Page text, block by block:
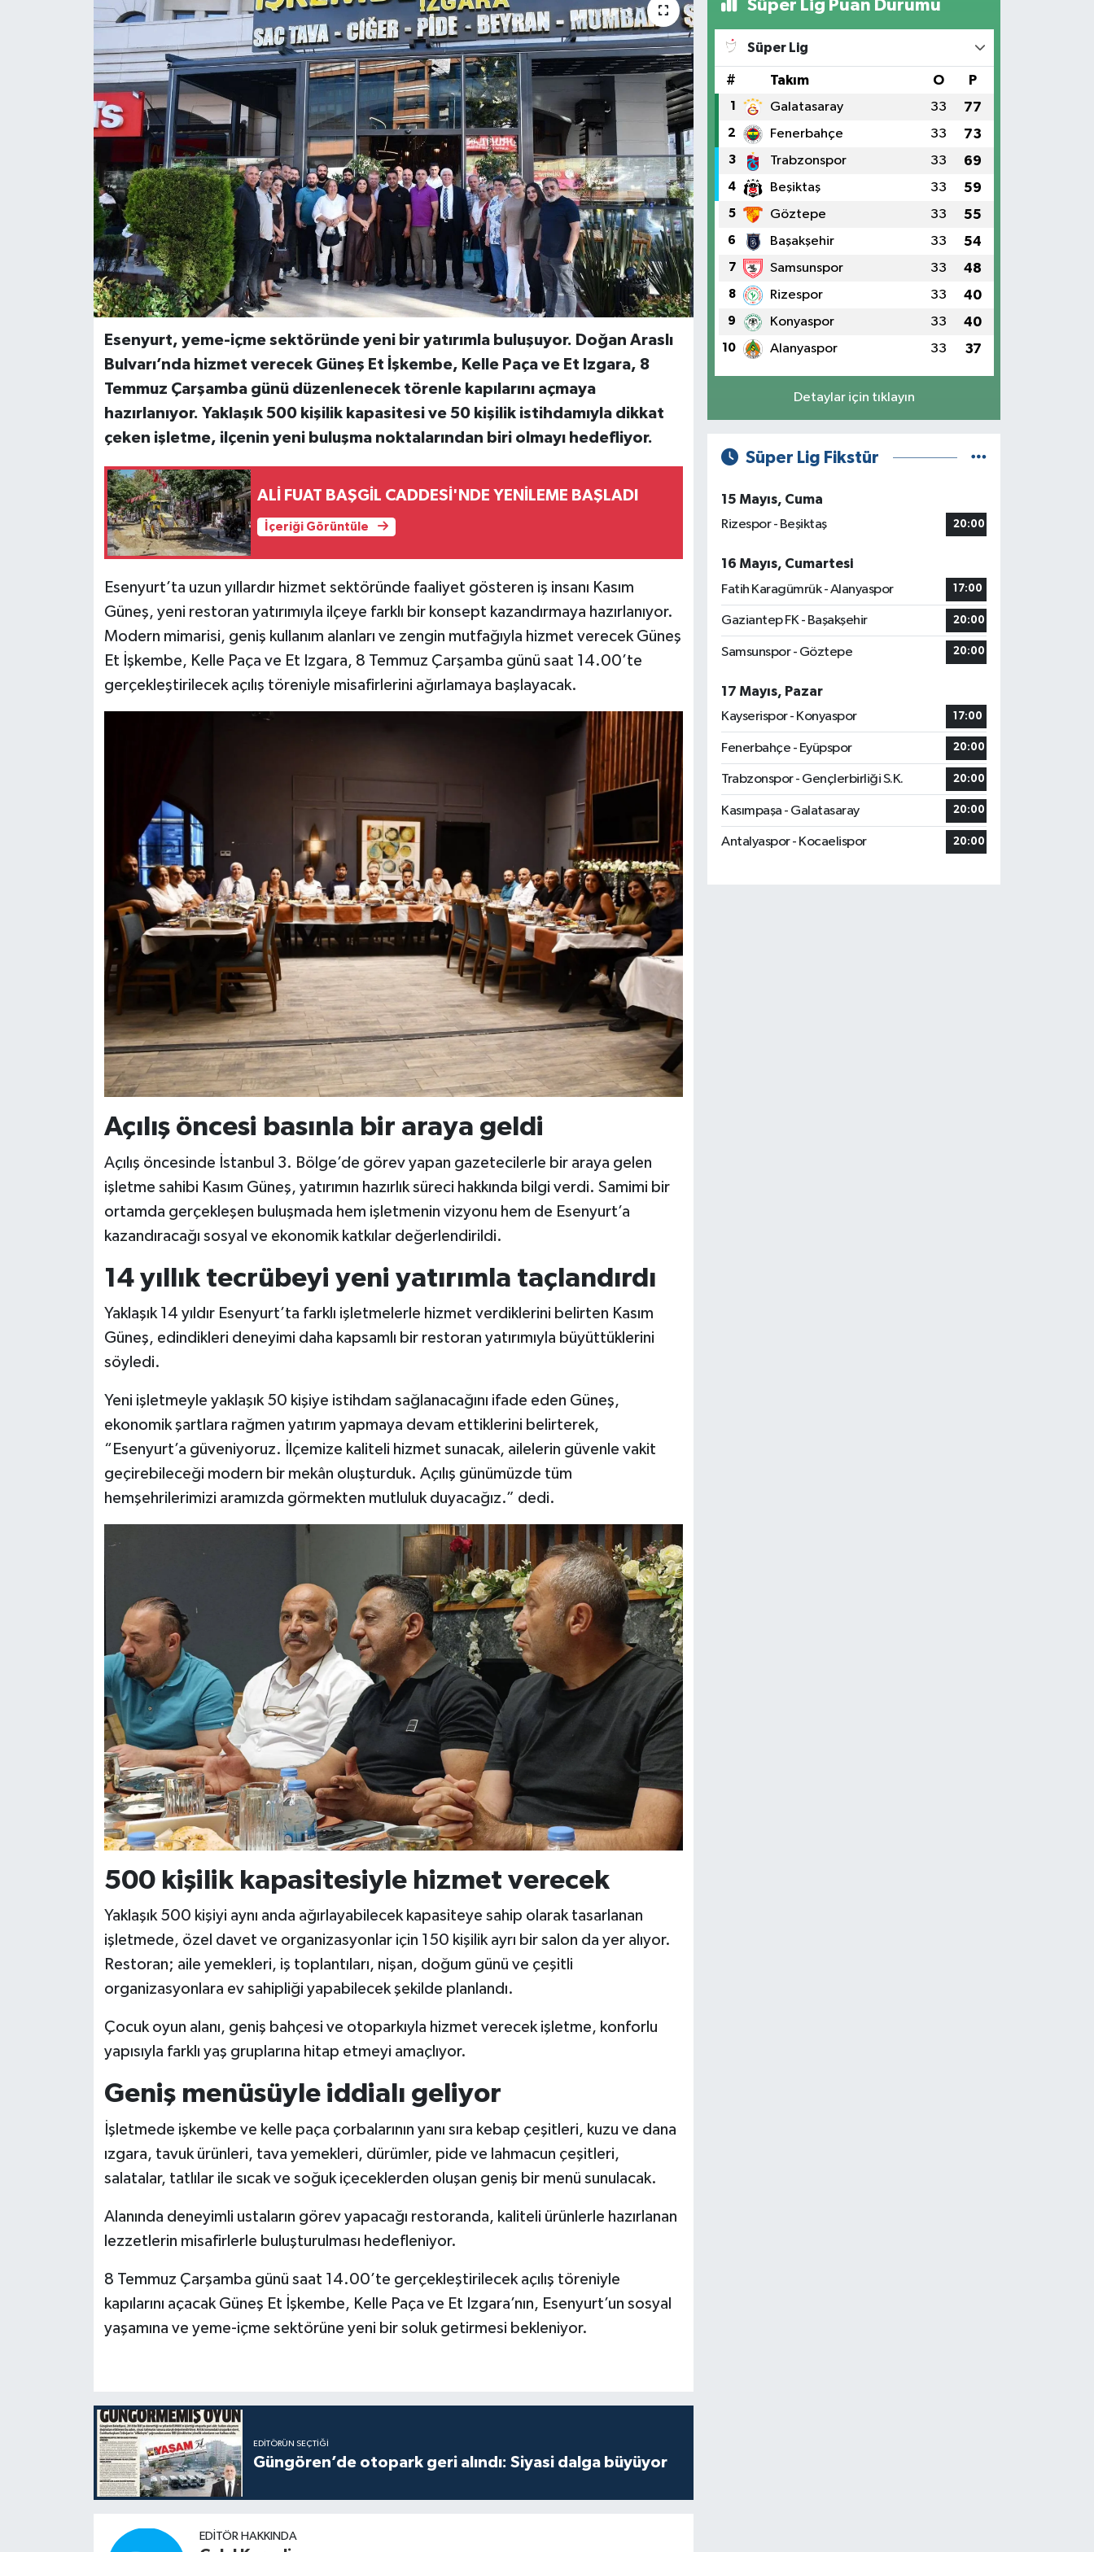
Esenyurt, yeme-içme sektöründe yeni bir yatırımla buluşuyor. Doğan Araslı
Bulvarı’nda hizmet verecek Güneş Et İşkembe, Kelle Paça ve Et Izgara, 8
Temmuz Çarşamba günü düzenlenecek törenle kapılarını açmaya
hazırlanıyor. Yaklaşık 500 kişilik kapasitesi ve 50 kişilik istihdamıyla dikkat
çeken işletme, ilçenin yeni buluşma noktalarından biri olmayı hedefliyor.
ALİ FUAT BAŞGİL CADDESİ'NDE YENİLEME BAŞLADI
İçeriği Görüntüle
Esenyurt’ta uzun yıllardır hizmet sektöründe faaliyet gösteren iş insanı Kasım
Güneş, yeni restoran yatırımıyla ilçeye farklı bir konsept kazandırmaya hazırlanıyor.
Modern mimarisi, geniş kullanım alanları ve zengin mutfağıyla hizmet verecek Güneş
Et İşkembe, Kelle Paça ve Et Izgara, 8 Temmuz Çarşamba günü saat 14.00’te
gerçekleştirilecek açılış töreniyle misafirlerini ağırlamaya başlayacak.
Açılış öncesi basınla bir araya geldi
Açılış öncesinde İstanbul 3. Bölge’de görev yapan gazetecilerle bir araya gelen
işletme sahibi Kasım Güneş, yatırımın hazırlık süreci hakkında bilgi verdi. Samimi bir
ortamda gerçekleşen buluşmada hem işletmenin vizyonu hem de Esenyurt’a
kazandıracağı sosyal ve ekonomik katkılar değerlendirildi.
14 yıllık tecrübeyi yeni yatırımla taçlandırdı
Yaklaşık 14 yıldır Esenyurt’ta farklı işletmelerle hizmet verdiklerini belirten Kasım
Güneş, edindikleri deneyimi daha kapsamlı bir restoran yatırımıyla büyüttüklerini
söyledi.
Yeni işletmeyle yaklaşık 50 kişiye istihdam sağlanacağını ifade eden Güneş,
ekonomik şartlara rağmen yatırım yapmaya devam ettiklerini belirterek,
“Esenyurt’a güveniyoruz. İlçemize kaliteli hizmet sunacak, ailelerin güvenle vakit
geçirebileceği modern bir mekân oluşturduk. Açılış günümüzde tüm
hemşehrilerimizi aramızda görmekten mutluluk duyacağız.” dedi.
500 kişilik kapasitesiyle hizmet verecek
Yaklaşık 500 kişiyi aynı anda ağırlayabilecek kapasiteye sahip olarak tasarlanan
işletmede, özel davet ve organizasyonlar için 150 kişilik ayrı bir salon da yer alıyor.
Restoran; aile yemekleri, iş toplantıları, nişan, doğum günü ve çeşitli
organizasyonlara ev sahipliği yapabilecek şekilde planlandı.
Çocuk oyun alanı, geniş bahçesi ve otoparkıyla hizmet verecek işletme, konforlu
yapısıyla farklı yaş gruplarına hitap etmeyi amaçlıyor.
Geniş menüsüyle iddialı geliyor
İşletmede işkembe ve kelle paça çorbalarının yanı sıra kebap çeşitleri, kuzu ve dana
ızgara, tavuk ürünleri, tava yemekleri, dürümler, pide ve lahmacun çeşitleri,
salatalar, tatlılar ile sıcak ve soğuk içeceklerden oluşan geniş bir menü sunulacak.
Alanında deneyimli ustaların görev yapacağı restoranda, kaliteli ürünlerle hazırlanan
lezzetlerin misafirlerle buluşturulması hedefleniyor.
8 Temmuz Çarşamba günü saat 14.00’te gerçekleştirilecek açılış töreniyle
kapılarını açacak Güneş Et İşkembe, Kelle Paça ve Et Izgara’nın, Esenyurt’un sosyal
yaşamına ve yeme-içme sektörüne yeni bir soluk getirmesi bekleniyor.
EDITÖRÜN SEÇTIĞI
Güngören’de otopark geri alındı: Siyasi dalga büyüyor
EDITÖR HAKKINDA
Süper Lig Puan Durumu
Süper Lig
# Takım O P
1 Galatasaray 33 77
2 Fenerbahçe 33 73
3 Trabzonspor 33 69
4 Beşiktaş 33 59
5 Göztepe 33 55
6 Başakşehir 33 54
7 Samsunspor 33 48
8 Rizespor 33 40
9 Konyaspor 33 40
10 Alanyaspor 33 37
Detaylar için tıklayın
Süper Lig Fikstür
15 Mayıs, Cuma
Rizespor - Beşiktaş
20:00
16 Mayıs, Cumartesi
Fatih Karagümrük - Alanyaspor
17:00
Gaziantep FK - Başakşehir 20:00
Samsunspor - Göztepe 20:00
17 Mayıs, Pazar
Kayserispor - Konyaspor
17:00
Fenerbahçe - Eyüpspor 20:00
Trabzonspor - Gençlerbirliği S.K. 20:00
Kasımpaşa - Galatasaray 20:00
Antalyaspor - Kocaelispor 20:00
TEKNOLOJİ